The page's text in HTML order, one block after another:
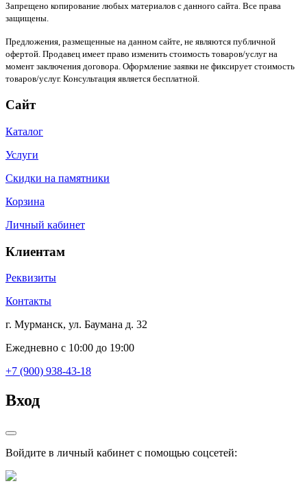
Запрещено копирование любых материалов с данного сайта. Все права
защищены.
Предложения, размещенные на данном сайте, не являются публичной
офертой. Продавец имеет право изменить стоимость товаров/услуг на
момент заключения договора. Оформление заявки не фиксирует стоимость
товаров/услуг. Консультация является бесплатной.
Сайт
Каталог
Услуги
Скидки на памятники
Корзина
Личный кабинет
Клиентам
Реквизиты
Контакты
г. Мурманск, ул. Баумана д. 32
Ежедневно с 10:00 до 19:00
+7 (900) 938-43-18
Вход
Войдите в личный кабинет с помощью соцсетей: